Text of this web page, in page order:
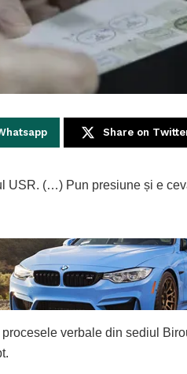
Share on
USR. (…) Pun presiune și e
verbale din sediul